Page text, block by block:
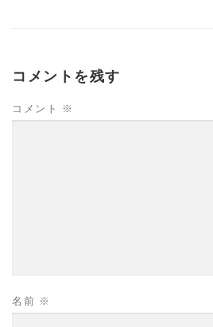
コメントを残す
コメント ※
名前 ※